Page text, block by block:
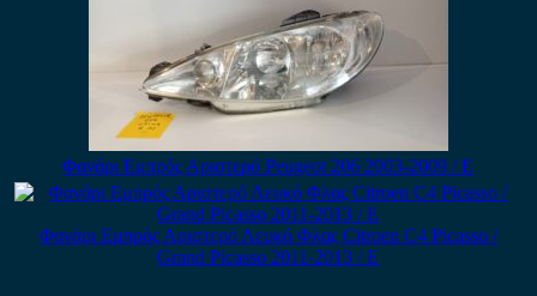
Φανάρι Εμπρός Αριστερό Peugeot 206 2003-2009 / Ε
Φανάρι Εμπρός Αριστερό Λευκό Φλας Citroen C4 Picasso /
Grand Picasso 2011-2013 / Ε